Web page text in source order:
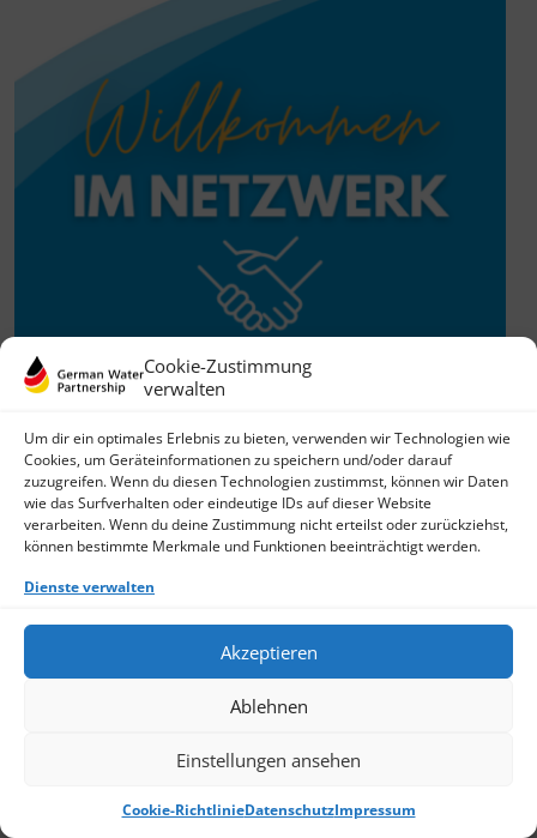
Cookie-Zustimmung
verwalten
Um dir ein optimales Erlebnis zu bieten, verwenden wir Technologien wie
Cookies, um Geräteinformationen zu speichern und/oder darauf
zuzugreifen. Wenn du diesen Technologien zustimmst, können wir Daten
wie das Surfverhalten oder eindeutige IDs auf dieser Website
verarbeiten. Wenn du deine Zustimmung nicht erteilst oder zurückziehst,
können bestimmte Merkmale und Funktionen beeinträchtigt werden.
Dienste verwalten
Akzeptieren
Ablehnen
Einstellungen ansehen
Cookie-RichtlinieDatenschutzImpressum
Willkommen im Netzwerk
26.11.2025
GWP freut sich über Neuzuwachs: Die SKion Water GmbH
bereichert das Netzwerk als Technologie- und
Lösungsanbieter sowie Anlagenbauer im Bereich
› Weiterlesen